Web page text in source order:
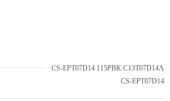
CS-EPT07D14 115PBK C13T07D14A
CS-EPT07D14